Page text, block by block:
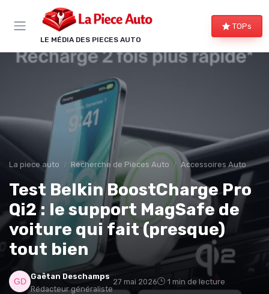
LE MÉDIA DES PIECES AUTO
TOPs
La piece auto Recherche de Pièces Auto Accessoires Auto
Test Belkin BoostCharge Pro
Qi2 : le support MagSafe de
voiture qui fait (presque)
tout bien
Gaëtan Deschamps
Rédacteur généraliste
27 mai 2026 1 min de lecture
Panneau de gestion des cookies